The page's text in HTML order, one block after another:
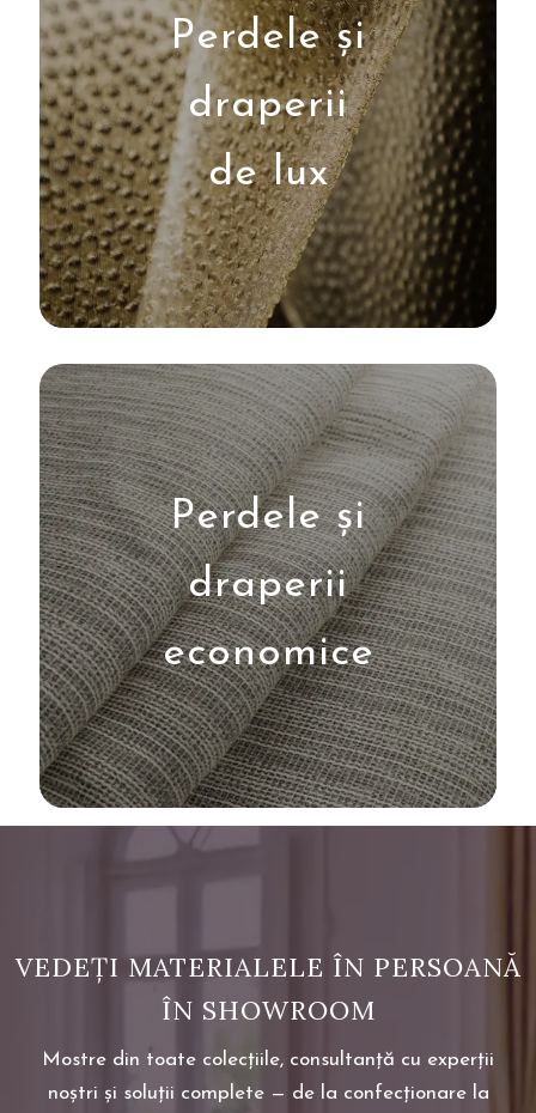
Perdele și
draperii
de lux
Perdele și
draperii
economice
VEDEȚI MATERIALELE ÎN PERSOANĂ
ÎN SHOWROOM
Mostre din toate colecțiile, consultanță cu experții
noștri și soluții complete — de la confecționare la